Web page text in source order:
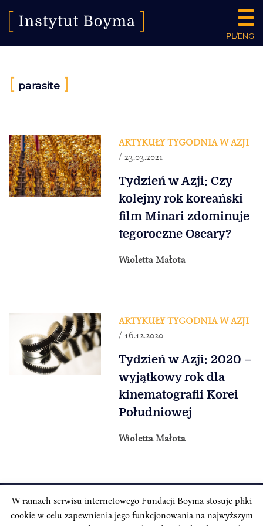
PL/ENG
[ parasite ]
ARTYKUŁY TYGODNIA W AZJI
/ 23.03.2021
Tydzień w Azji: Czy
kolejny rok koreański
film Minari zdominuje
tegoroczne Oscary?
Wioletta Małota
ARTYKUŁY TYGODNIA W AZJI
/ 16.12.2020
Tydzień w Azji: 2020 –
wyjątkowy rok dla
kinematografii Korei
Południowej
Wioletta Małota
INSTYTUT BOYMA / Asian Century
W ramach serwisu internetowego Fundacji Boyma stosuje pliki
cookie w celu zapewnienia jego funkcjonowania na najwyższym